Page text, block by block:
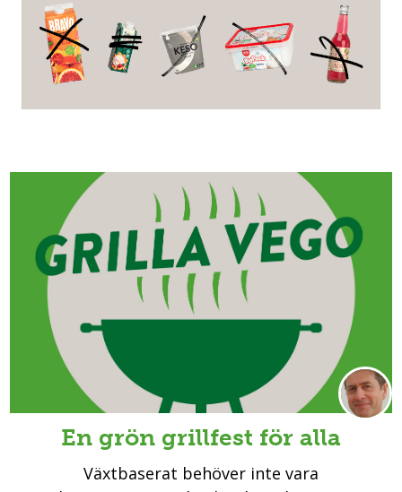
En grön grillfest för alla
Växtbaserat behöver inte vara